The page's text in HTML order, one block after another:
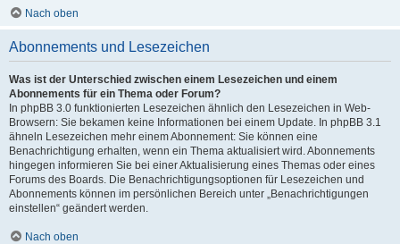
Nach oben
Abonnements und Lesezeichen
Was ist der Unterschied zwischen einem Lesezeichen und einem
Abonnements für ein Thema oder Forum?
In phpBB 3.0 funktionierten Lesezeichen ähnlich den Lesezeichen in Web-
Browsern: Sie bekamen keine Informationen bei einem Update. In phpBB 3.1
ähneln Lesezeichen mehr einem Abonnement: Sie können eine
Benachrichtigung erhalten, wenn ein Thema aktualisiert wird. Abonnements
hingegen informieren Sie bei einer Aktualisierung eines Themas oder eines
Forums des Boards. Die Benachrichtigungsoptionen für Lesezeichen und
Abonnements können im persönlichen Bereich unter „Benachrichtigungen
einstellen“ geändert werden.
Nach oben